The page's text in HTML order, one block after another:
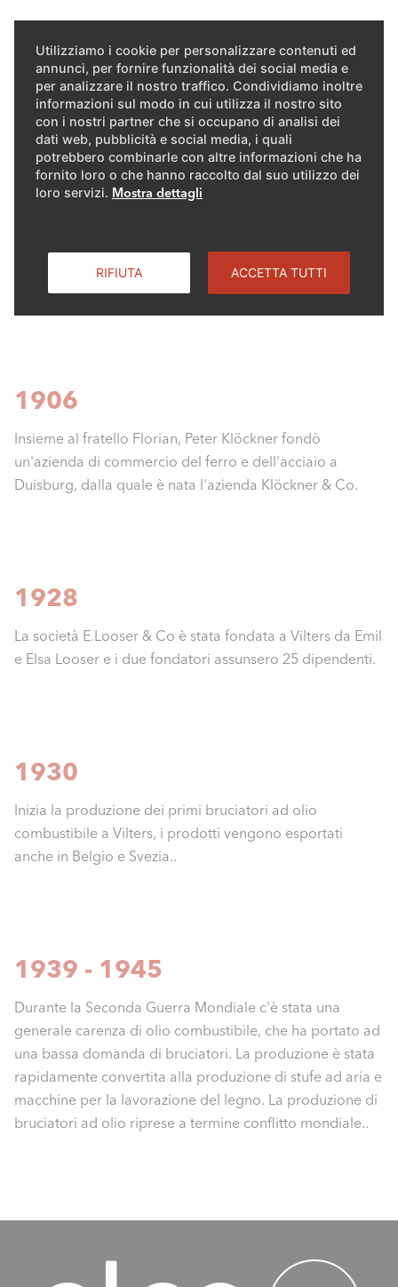
Utilizziamo i cookie per personalizzare contenuti ed
annunci, per fornire funzionalità dei social media e
per analizzare il nostro traffico. Condividiamo inoltre
informazioni sul modo in cui utilizza il nostro sito
con i nostri partner che si occupano di analisi dei
dati web, pubblicità e social media, i quali
potrebbero combinarle con altre informazioni che ha
fornito loro o che hanno raccolto dal suo utilizzo dei
loro servizi. Mostra dettagli
RIFIUTA ACCETTA TUTTI
Le pietre miliari della nostra
Storia
1906-
1950-
1906
Insieme al fratello Florian, Peter Klöckner fondò
un'azienda di commercio del ferro e dell'acciaio a
Duisburg, dalla quale è nata l'azienda Klöckner & Co.
1928
La società E.Looser & Co è stata fondata a Vilters da Emil
e Elsa Looser e i due fondatori assunsero 25 dipendenti.
1930
Inizia la produzione dei primi bruciatori ad olio
combustibile a Vilters, i prodotti vengono esportati
anche in Belgio e Svezia..
1939 - 1945
Durante la Seconda Guerra Mondiale c'è stata una
generale carenza di olio combustibile, che ha portato ad
una bassa domanda di bruciatori. La produzione è stata
rapidamente convertita alla produzione di stufe ad aria e
macchine per la lavorazione del legno. La produzione di
bruciatori ad olio riprese a termine conflitto mondiale..